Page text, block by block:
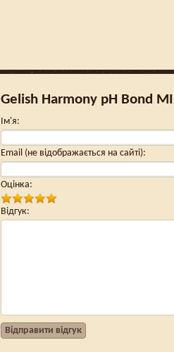
Gelish Harmony pH Bond
Ім'я:
Email (не відображається на сайті):
Оцінка:
Відгук:
Відправити відгук